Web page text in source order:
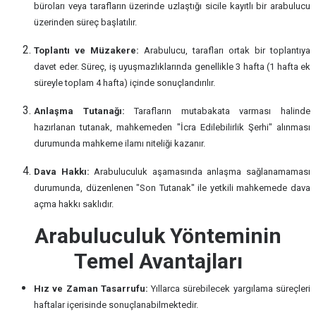
büroları veya tarafların üzerinde uzlaştığı sicile kayıtlı bir arabulucu
üzerinden süreç başlatılır.
Toplantı ve Müzakere: Arabulucu, tarafları ortak bir toplantıya
davet eder. Süreç, iş uyuşmazlıklarında genellikle 3 hafta (1 hafta ek
süreyle toplam 4 hafta) içinde sonuçlandırılır.
Anlaşma Tutanağı: Tarafların mutabakata varması halinde
hazırlanan tutanak, mahkemeden "İcra Edilebilirlik Şerhi" alınması
durumunda mahkeme ilamı niteliği kazanır.
Dava Hakkı: Arabuluculuk aşamasında anlaşma sağlanamaması
durumunda, düzenlenen "Son Tutanak" ile yetkili mahkemede dava
açma hakkı saklıdır.
Arabuluculuk Yönteminin
Temel Avantajları
Hız ve Zaman Tasarrufu: Yıllarca sürebilecek yargılama süreçleri
haftalar içerisinde sonuçlanabilmektedir.